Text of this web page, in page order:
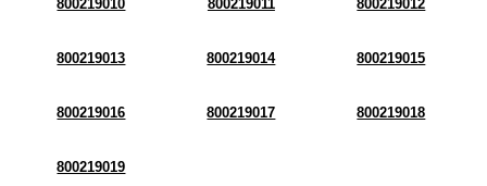
800219010 800219011 800219012
800219013 800219014 800219015
800219016 800219017 800219018
800219019